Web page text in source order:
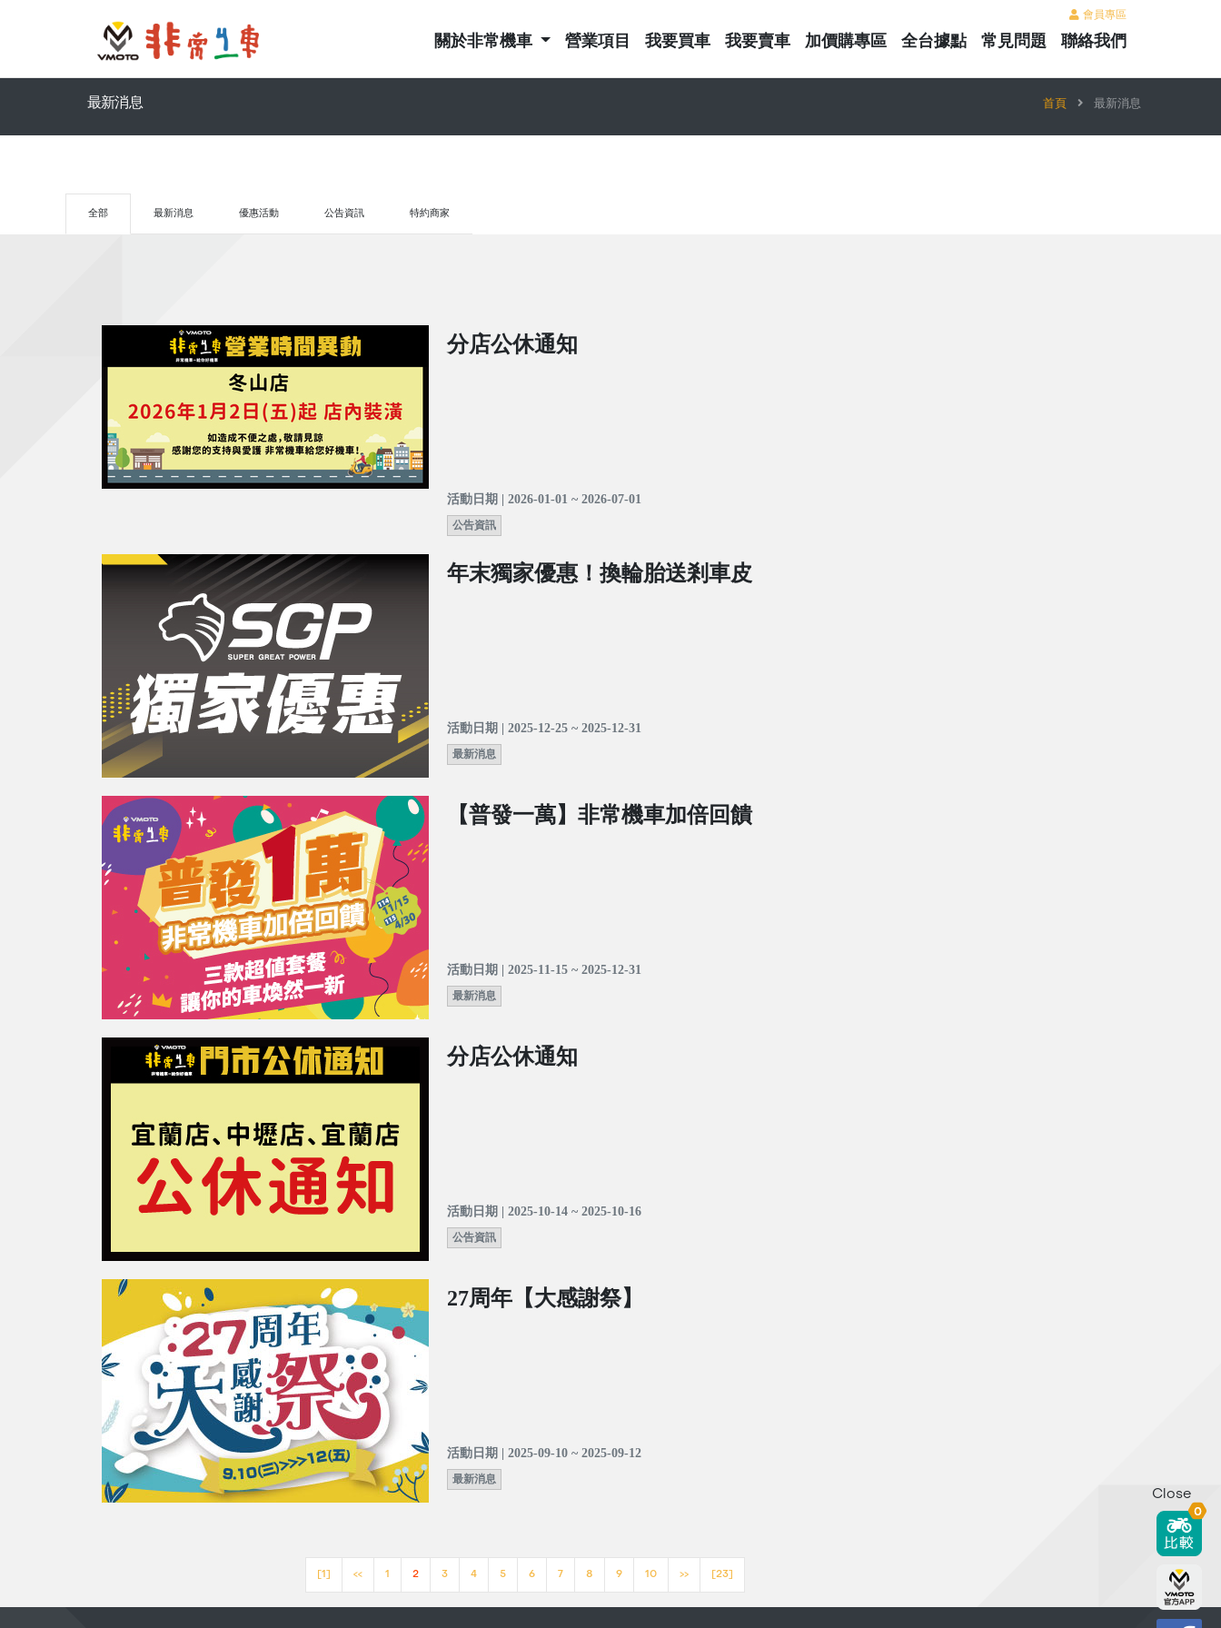
會員專區
關於非常機車 營業項目 我要買車 我要賣車 加價購專區 全台據點 常見問題 聯絡我們
最新消息 首頁 最新消息
全部 最新消息 優惠活動 公告資訊 特約商家
分店公休通知
活動日期 | 2026-01-01 ~ 2026-07-01
公告資訊
年末獨家優惠！換輪胎送剎車皮
活動日期 | 2025-12-25 ~ 2025-12-31
最新消息
【普發一萬】非常機車加倍回饋
活動日期 | 2025-11-15 ~ 2025-12-31
最新消息
分店公休通知
活動日期 | 2025-10-14 ~ 2025-10-16
公告資訊
27周年【大感謝祭】
活動日期 | 2025-09-10 ~ 2025-09-12
最新消息
[1] << 1 2 3 4 5 6 7 8 9 10 >> [23]
Close
0